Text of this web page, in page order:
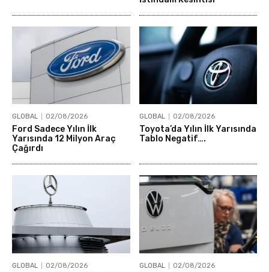
GLOBAL 02/08/2026
Ford Sadece Yılın İlk
Yarısında 12 Milyon Araç
Çağırdı
GLOBAL 02/08/2026
Toyota’da Yılın İlk Yarısında
Tablo Negatif….
GLOBAL 02/08/2026 GLOBAL 02/08/2026